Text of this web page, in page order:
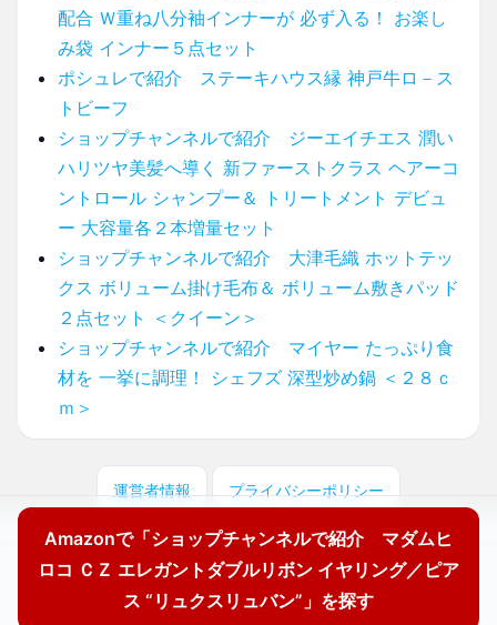
配合 Ｗ重ね八分袖インナーが 必ず入る！ お楽し
み袋 インナー５点セット
ポシュレで紹介 ステーキハウス縁 神戸牛ロ－ス
トビーフ
ショップチャンネルで紹介 ジーエイチエス 潤い
ハリツヤ美髪へ導く 新ファーストクラス ヘアーコ
ントロール シャンプー＆ トリートメント デビュ
ー 大容量各２本増量セット
ショップチャンネルで紹介 大津毛織 ホットテッ
クス ボリューム掛け毛布＆ ボリューム敷きパッド
２点セット ＜クイーン＞
ショップチャンネルで紹介 マイヤー たっぷり食
材を 一挙に調理！ シェフズ 深型炒め鍋 ＜２８ｃ
ｍ＞
Amazonで「ショップチャンネルで紹介 マダムヒ
ロコ ＣＺ エレガントダブルリボン イヤリング／ピア
ス “リュクスリュバン”」を探す
運営者情報 プライバシーポリシー
© 2025 どこに売ってる？ここで買えます！